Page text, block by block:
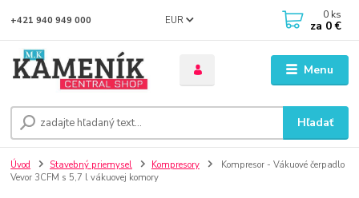
Menu
EUR
Hľadať
+421 940 949 000 0 ks
za 0 €
Úvod Stavebný priemysel Kompresory
Kompresor - Vákuové čerpadlo
Vevor 3CFM s 5,7 l vákuovej komory